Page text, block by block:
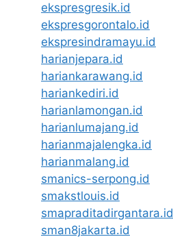
ekspresgresik.id
ekspresgorontalo.id
ekspresindramayu.id
harianjepara.id
hariankarawang.id
hariankediri.id
harianlamongan.id
harianlumajang.id
harianmajalengka.id
harianmalang.id
smanics-serpong.id
smakstlouis.id
smapraditadirgantara.id
sman8jakarta.id